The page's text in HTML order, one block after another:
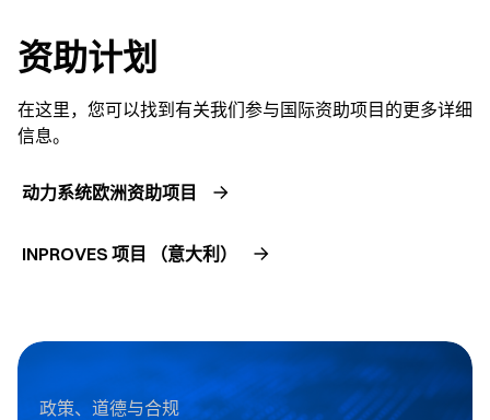
资助计划
在这里，您可以找到有关我们参与国际资助项目的更多详细
信息。
动力系统欧洲资助项目
INPROVES 项目 （意大利）
政策、道德与合规